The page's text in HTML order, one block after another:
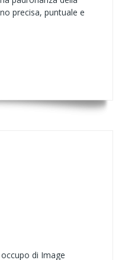
precisa, puntuale e
di Image